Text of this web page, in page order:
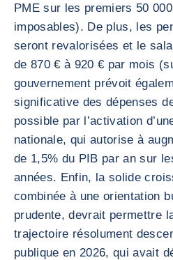
PME sur les premiers 50
imposables). De plus, les
seront revalorisées et le
de 870 € à 920 € par mois
gouvernement prévoit
significative des dépenses
possible par l’activation
nationale, qui autorise à
de 1,5% du PIB par an sur
années. Enfin, la solide
combinée à une orientation
prudente, devrait permettre
trajectoire résolument
publique en 2026, qui avait